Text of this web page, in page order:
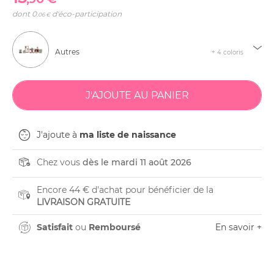
dont 0,06 €d'éco-participation
Autres + 4 coloris
J'ajoute à ma liste de naissance
Chez vous dès le mardi 11 août 2026
Encore 44 € d'achat pour bénéficier de la
LIVRAISON GRATUITE
Satisfait ou Remboursé En savoir +